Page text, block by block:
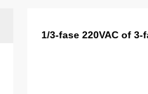
1/3-fase 220VAC of